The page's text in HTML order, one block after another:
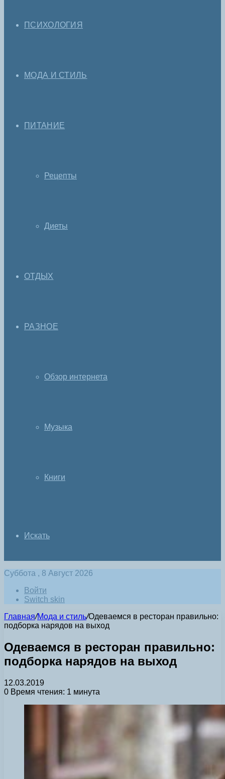
ПСИХОЛОГИЯ
МОДА И СТИЛЬ
ПИТАНИЕ
Рецепты
Диеты
ОТДЫХ
РАЗНОЕ
Обзор интернета
Музыка
Книги
Искать
Суббота , 8 Август 2026
Войти
Switch skin
Главная/Мода и стиль/Одеваемся в ресторан правильно:
подборка нарядов на выход
Одеваемся в ресторан правильно:
подборка нарядов на выход
12.03.2019
0 Время чтения: 1 минута